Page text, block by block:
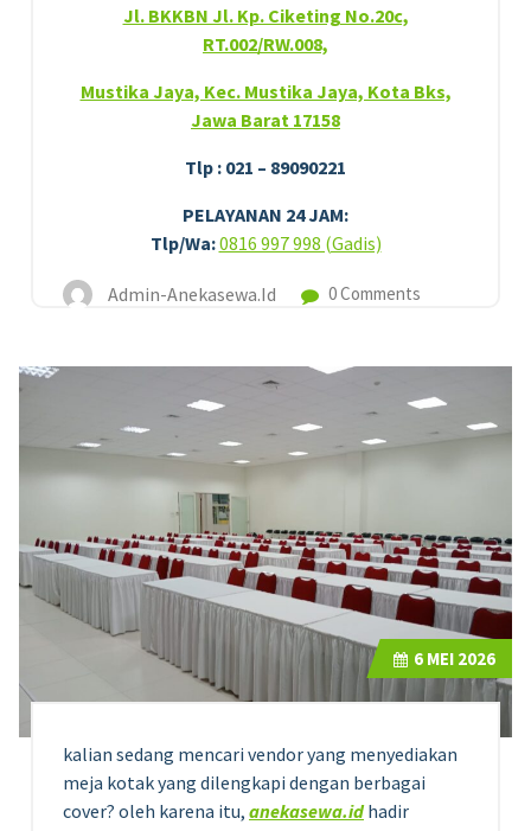
Jl. BKKBN Jl. Kp. Ciketing No.20c,
RT.002/RW.008,
Mustika Jaya, Kec. Mustika Jaya, Kota Bks,
Jawa Barat 17158
Tlp : 021 – 89090221
PELAYANAN 24 JAM:
Tlp/Wa:0816 997 998 (Gadis)
Admin-Anekasewa.id 0 Comments
kalian sedang mencari vendor yang menyediakan
meja kotak yang dilengkapi dengan berbagai
cover? oleh karena itu, anekasewa.idhadir
6 MEI 2026